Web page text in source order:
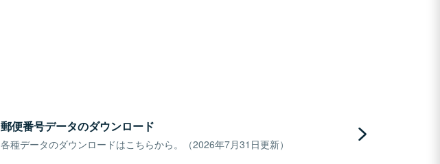
郵便番号データのダウンロード
各種データのダウンロードはこちらから。（2026年7月31日更新）